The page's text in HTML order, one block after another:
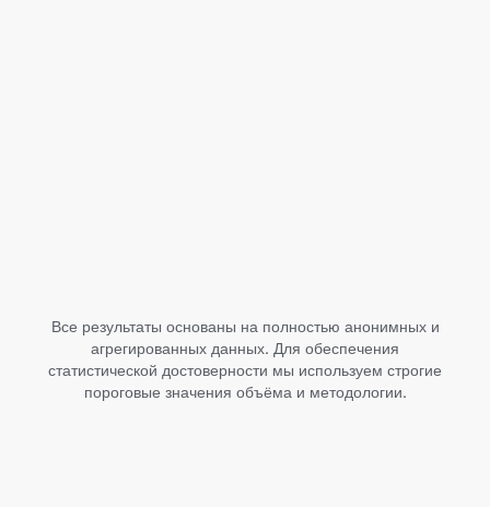
Все результаты основаны на полностью анонимных и
агрегированных данных. Для обеспечения
статистической достоверности мы используем строгие
пороговые значения объёма и методологии.